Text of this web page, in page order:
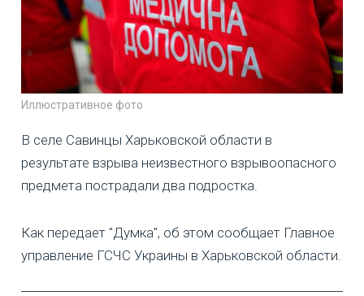
Иллюстративное фото
В селе Савинцы Харьковской области в
результате взрыва неизвестного взрывоопасного
предмета пострадали два подростка.
Как передает "Думка", об этом сообщает Главное
управление ГСЧС Украины в Харьковской области.